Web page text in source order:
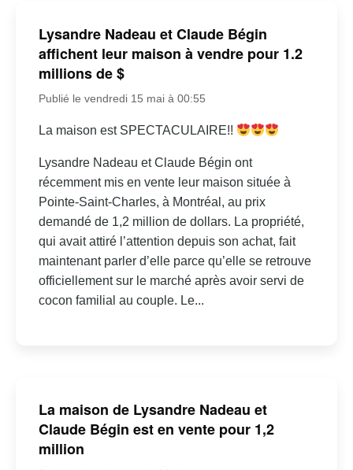
Lysandre Nadeau et Claude Bégin
affichent leur maison à vendre pour 1.2
millions de $
Publié le vendredi 15 mai à 00:55
La maison est SPECTACULAIRE!!
Lysandre Nadeau et Claude Bégin ont
récemment mis en vente leur maison située à
Pointe-Saint-Charles, à Montréal, au prix
demandé de 1,2 million de dollars. La propriété,
qui avait attiré l’attention depuis son achat, fait
maintenant parler d’elle parce qu’elle se retrouve
officiellement sur le marché après avoir servi de
cocon familial au couple. Le...
La maison de Lysandre Nadeau et
Claude Bégin est en vente pour 1,2
million